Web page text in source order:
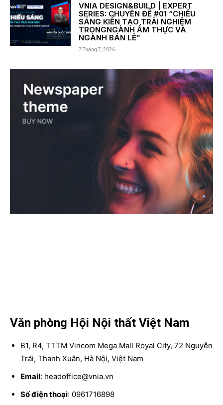
VNIA DESIGN&BUILD | EXPERT
SERIES: CHUYÊN ĐỀ #01 “CHIẾU
SÁNG KIẾN TẠO TRẢI NGHIỆM
TRONGNGÀNH ẨM THỰC VÀ
NGÀNH BÁN LẺ”
7 Tháng 7, 2026
Văn phòng Hội Nội thất Việt Nam
B1, R4, TTTM Vincom Mega Mall Royal City, 72 Nguyễn
Trãi, Thanh Xuân, Hà Nội, Việt Nam
Email: headoffice@vnia.vn
Số điện thoại: 0961716898